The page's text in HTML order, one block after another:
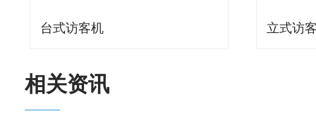
台式访客机 立式访
相关资讯